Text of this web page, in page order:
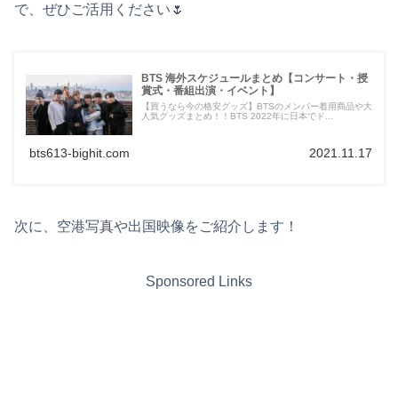
で、ぜひご活用ください🌷
BTS 海外スケジュールまとめ【コンサート・授
賞式・番組出演・イベント】
【買うなら今の格安グッズ】BTSのメンバー着用商品や大
人気グッズまとめ！！BTS 2022年に日本でド...
bts613-bighit.com 2021.11.17
次に、空港写真や出国映像をご紹介します！
Sponsored Links